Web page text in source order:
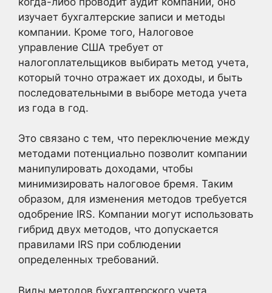
изучает бухгалтерские записи и методы
компании. Кроме того, Налоговое
управление США требует от
налогоплательщиков выбирать метод учета,
который точно отражает их доходы, и быть
последовательными в выборе метода учета
из года в год.
Это связано с тем, что переключение между
методами потенциально позволит компании
манипулировать доходами, чтобы
минимизировать налоговое бремя. Таким
образом, для изменения методов требуется
одобрение IRS. Компании могут использовать
гибрид двух методов, что допускается
правилами IRS при соблюдении
определенных требований.
Виды методов бухгалтерского учета